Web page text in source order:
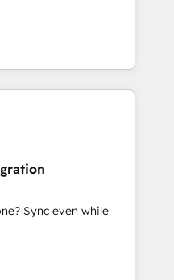
Sync even while